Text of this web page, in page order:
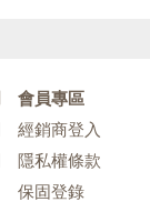
會員專區
經銷商登入
隱私權條款
保固登錄